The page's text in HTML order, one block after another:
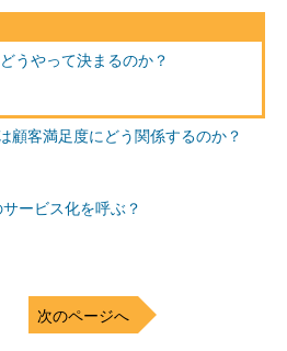
うやって決まるのか？
顧客満足度にどう関係するのか？
ービス化を呼ぶ？
次のページへ